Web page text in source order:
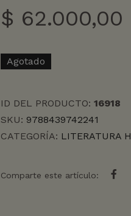
$ 62.000,00
Agotado
ID DEL PRODUCTO: 16918
SKU: 9788439742241
CATEGORÍA: LITERATURA
Comparte este artículo: